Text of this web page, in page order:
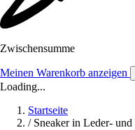
Zwischensumme
Meinen Warenkorb anzeigen
Loading...
Startseite
/ Sneaker in Leder-